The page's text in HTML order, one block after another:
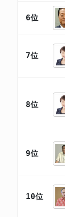
6位
7位
8位
9位
10位